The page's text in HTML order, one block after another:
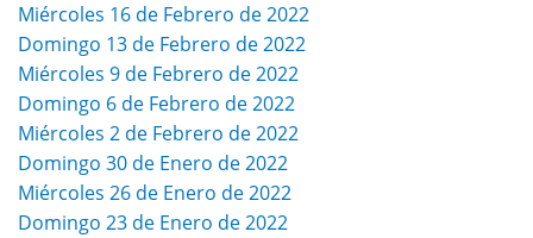
Miércoles 16 de Febrero de 2022
Domingo 13 de Febrero de 2022
Miércoles 9 de Febrero de 2022
Domingo 6 de Febrero de 2022
Miércoles 2 de Febrero de 2022
Domingo 30 de Enero de 2022
Miércoles 26 de Enero de 2022
Domingo 23 de Enero de 2022